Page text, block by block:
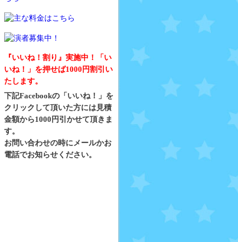
『いいね！割り』実施中！「い
いね！」を押せば1000円割引い
たします。
下記Facebookの「いいね！」を
クリックして頂いた方には見積
金額から1000円引かせて頂きま
す。
お問い合わせの時にメールかお
電話でお知らせください。